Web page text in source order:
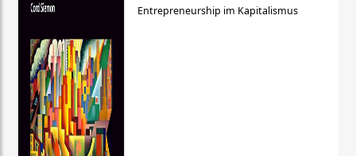
Entrepreneurship im Kapitalismus